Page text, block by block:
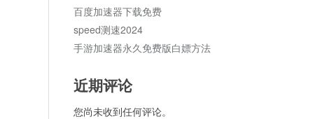
百度加速器下载免费
speed测速2024
手游加速器永久免费版白嫖方法
近期评论
您尚未收到任何评论。